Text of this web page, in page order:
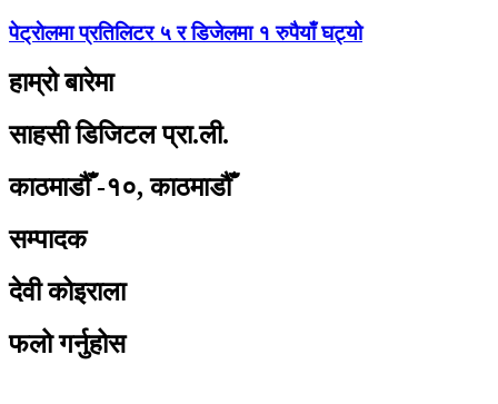
पेट्राेलमा प्रतिलिटर ५ र डिजेलमा १ रुपैयाँ घट्यो
हाम्रो बारेमा
साहसी डिजिटल प्रा.ली.
काठमाडौँ -१०, काठमाडौँ
सम्पादक
देवी कोइराला
फलो गर्नुहोस